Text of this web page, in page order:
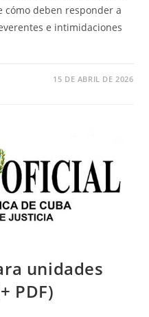
deben responder a
e intimidaciones
15 DE ABRIL DE 2026
unidades
PDF)